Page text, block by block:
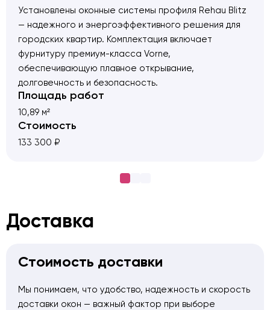
Установлены оконные системы профиля Rehau Blitz
— надежного и энергоэффективного решения для
городских квартир. Комплектация включает
фурнитуру премиум-класса Vorne,
обеспечивающую плавное открывание,
долговечность и безопасность.
Выполненные работы:
— Демонтаж старых оконных конструкций
— Установка окон с соблюдением всех норм тепло-
подоконников
«Окнами доволен, порекомендую друзьям!» — что
подтверждает высокий уровень исполнения и
Площадь работ
10,89 м²
Стоимость
133 300 ₽
Доставка
Стоимость доставки
Мы понимаем, что удобство, надежность и скорость
доставки окон — важный фактор при выборе